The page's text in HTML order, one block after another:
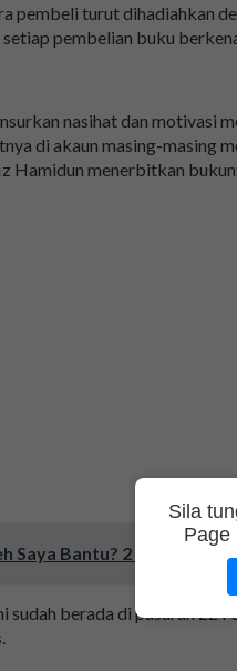
pembeli turut dihadiahkan
pembelian buku
nasihat dan motivasi
di akaun masing-masing
Hamidun menerbitkan
Saya Bantu? 2 (TV3)
sudah berada di pasaran 22
Sila